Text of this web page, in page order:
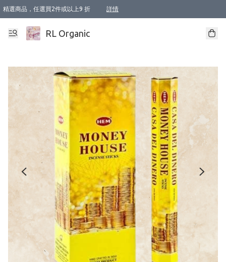
精選商品，任選買2件或以上9 折 詳情
XI周年優惠【新品自由選2件88折/3件85折】
XI周年優惠【Chakra 脈輪平衡自由選2件9折/3件85折/5件8折】
Florame 肌底自由選 2支9折 3支85折
XI周年優惠【蟲蟲退散 · 防衛結界﹞系列2件9折】
Sunki 任選2件95折
BIOFFICINA TOSCANA 任選2支9折 3支85折
Lamav 任選1件9折 2件85折
Mukti Organics 指定產品任選1件9折, 2件88折 3件85折
Intelligent Nutrients Skincare 任選2件9折
deodorant 任選2件88折
化妝品 任選2件95折
XI周年優惠【身心靈單品 任選2件9折/3件85折/5件8折】
XI周年優惠 【精油/香水 任選2件9折/3件85折/5件8折】
XI周年優惠【「關節到肌膚」全效養護 BODY OIL 組2件88折/3件85折】
XI周年優惠【夏日有機物理防曬套裝2件88折】
XI周年優惠【夏日潔面隨意選2件88折/3件85折】
XI周年優惠【逆齡奇蹟抗氧 11 自由選2件88折/3件85折/4件或以上8折】
新會員首次購物即享全單 95 折優惠！
成為VIP / VVIP 可享有生日月現金扣減獎賞優惠 !! 記得去賬户資料填上生日日期啦 !
選用順豐速運，滿$500 免運費
本地速遞 京東 送住宅/ 工商地址 $400 免運費
澳門訂單選用順豐速運，滿$800 免運費
RL Organic